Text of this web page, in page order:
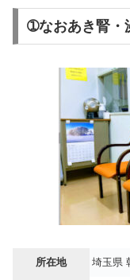
➀なおあき腎・
所在地 埼玉県